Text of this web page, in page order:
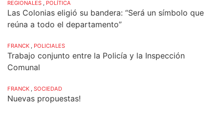
REGIONALES POLÍTICA
Las Colonias eligió su bandera: “Será un símbolo que
reúna a todo el departamento”
FRANCK POLICIALES
Trabajo conjunto entre la Policía y la Inspección
Comunal
FRANCK SOCIEDAD
Nuevas propuestas!